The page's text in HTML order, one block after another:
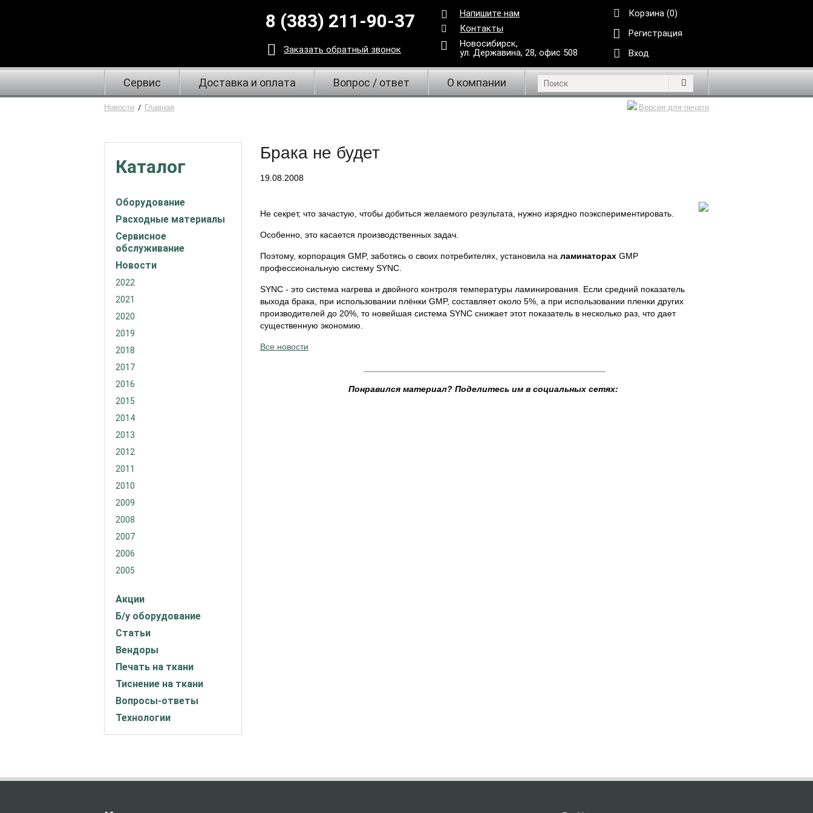
8 (383) 211-90-37
Заказать обратный звонок
Напишите нам
Контакты
Новосибирск,
ул. Державина, 28, офис 508
Корзина (0)
Регистрация
Вход
Сервис Доставка и оплата Вопрос / ответ О компании
Новости / Главная Версия для печати
Каталог
Оборудование
Расходные материалы
Сервисное
обслуживание
Новости
2022
2021
2020
2019
2018
2017
2016
2015
2014
2013
2012
2011
2010
2009
2008
2007
2006
2005
Акции
Б/у оборудование
Статьи
Вендоры
Печать на ткани
Тиснение на ткани
Вопросы-ответы
Технологии
Брака не будет
19.08.2008
Не секрет, что зачастую, чтобы добиться желаемого результата, нужно изрядно поэкспериментировать.
Особенно, это касается производственных задач.
Поэтому, корпорация GMP, заботясь о своих потребителях, установила на ламинаторахGMP
профессиональную систему SYNC.
SYNC - это система нагрева и двойного контроля температуры ламинирования. Если средний показатель
выхода брака, при использовании плёнки GMP, составляет около 5%, а при использовании пленки других
производителей до 20%, то новейшая система SYNC снижает этот показатель в несколько раз, что дает
существенную экономию.
Все новости
Понравился материал? Поделитесь им в социальных сетях: